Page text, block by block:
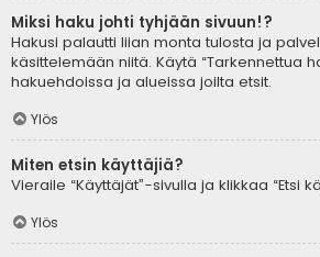
Miksi haku johti tyhjään sivuun!?
Hakusi palautti liian monta tulosta ja
käsittelemään niitä. Käytä “Tarkennettua
hakuehdoissa ja alueissa joilta etsit.
Ylös
Miten etsin käyttäjiä?
Vieraile “Käyttäjät”-sivulla ja klikkaa “Etsi
Ylös